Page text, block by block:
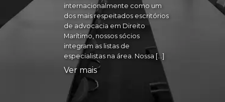
internacionalmente como um
dos mais respeitados escritórios
de advocacia em Direito
Marítimo, nossos sócios
integram as listas de
especialistas na área. Nossa […]
Ver mais